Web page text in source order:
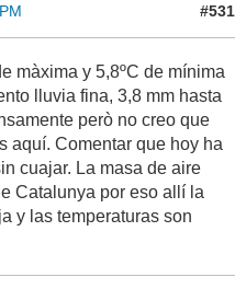
#531
màxima y 5,8ºC de mínima
lluvia fina, 3,8 mm hasta
però no creo que
aquí. Comentar que hoy ha
cuajar. La masa de aire
Catalunya por eso allí la
y las temperaturas son